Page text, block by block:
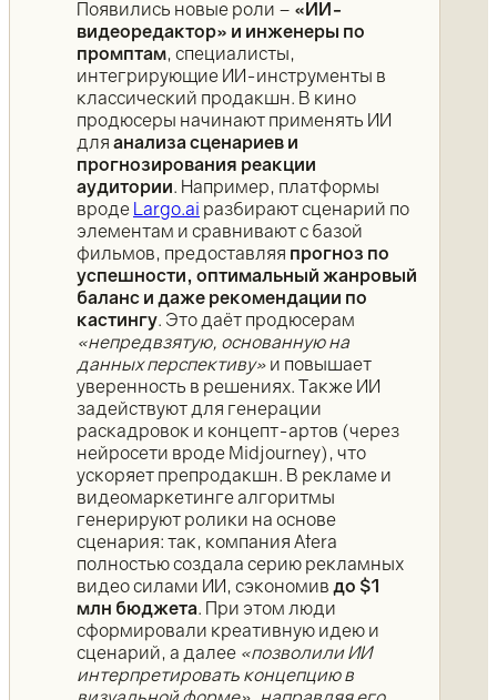
Появились новые роли – «ИИ-
видеоредактор» и инженеры по
промптам, специалисты,
интегрирующие ИИ-инструменты в
классический продакшн. В кино
продюсеры начинают применять ИИ
для анализа сценариев и
прогнозирования реакции
аудитории. Например, платформы
вроде Largo.ai разбирают сценарий по
элементам и сравнивают с базой
фильмов, предоставляя прогноз по
успешности, оптимальный жанровый
баланс и даже рекомендации по
кастингу. Это даёт продюсерам
«непредвзятую, основанную на
данных перспективу» и повышает
уверенность в решениях. Также ИИ
задействуют для генерации
раскадровок и концепт-артов (через
нейросети вроде Midjourney), что
ускоряет препродакшн. В рекламе и
видеомаркетинге алгоритмы
генерируют ролики на основе
сценария: так, компания Atera
полностью создала серию рекламных
видео силами ИИ, сэкономив до $1
млн бюджета. При этом люди
сформировали креативную идею и
сценарий, а далее «позволили ИИ
интерпретировать концепцию в